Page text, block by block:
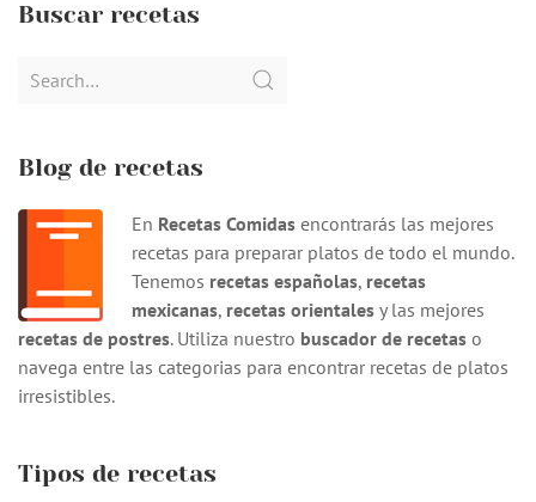
Buscar recetas
Search
Blog de recetas
En Recetas Comidas encontrarás las mejores
recetas para preparar platos de todo el mundo.
Tenemos recetas españolas, recetas
mexicanas, recetas orientales y las mejores
recetas de postres. Utiliza nuestro buscador de recetas o
navega entre las categorias para encontrar recetas de platos
irresistibles.
Tipos de recetas